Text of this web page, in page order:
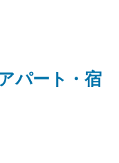
パート・宿